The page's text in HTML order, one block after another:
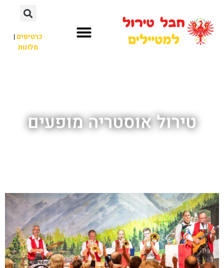
כרטיסים|
מלונות
טירול אוסטריה מופעים